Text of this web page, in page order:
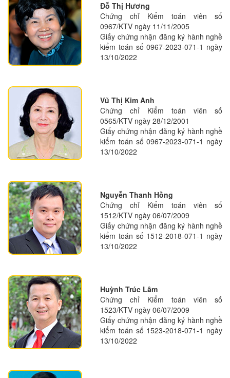
Đỗ Thị Hương
Chứng chỉ Kiểm toán viên số
0967/KTV ngày 11/11/2005
Giấy chứng nhận đăng ký hành nghề
kiểm toán số 0967-2023-071-1 ngày
13/10/2022
Vũ Thị Kim Anh
Chứng chỉ Kiểm toán viên số
0565/KTV ngày 28/12/2001
Giấy chứng nhận đăng ký hành nghề
kiểm toán số 0967-2023-071-1 ngày
13/10/2022
Nguyễn Thanh Hồng
Chứng chỉ Kiểm toán viên số
1512/KTV ngày 06/07/2009
Giấy chứng nhận đăng ký hành nghề
kiểm toán số 1512-2018-071-1 ngày
13/10/2022
Huỳnh Trúc Lâm
Chứng chỉ Kiểm toán viên số
1523/KTV ngày 06/07/2009
Giấy chứng nhận đăng ký hành nghề
kiểm toán số 1523-2018-071-1 ngày
13/10/2022